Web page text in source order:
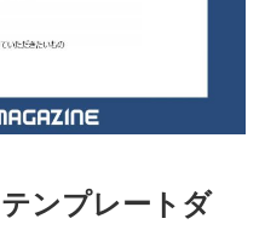
ンプレートダ